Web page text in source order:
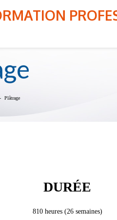
NOS
Plâtrage
DURÉE
810 heures (26 semaines)